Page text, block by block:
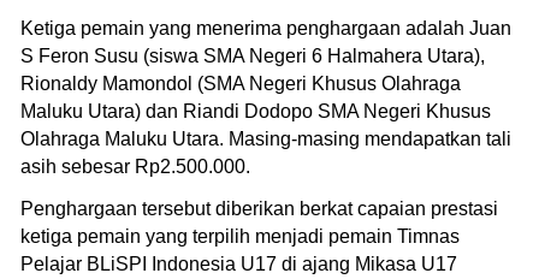
Ketiga pemain yang menerima penghargaan adalah Juan
S Feron Susu (siswa SMA Negeri 6 Halmahera Utara),
Rionaldy Mamondol (SMA Negeri Khusus Olahraga
Maluku Utara) dan Riandi Dodopo SMA Negeri Khusus
Olahraga Maluku Utara. Masing-masing mendapatkan tali
asih sebesar Rp2.500.000.
Penghargaan tersebut diberikan berkat capaian prestasi
ketiga pemain yang terpilih menjadi pemain Timnas
Pelajar BLiSPI Indonesia U17 di ajang Mikasa U17